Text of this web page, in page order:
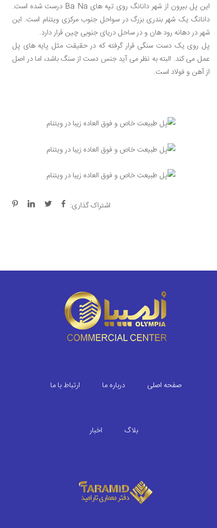
این پل بیرون از شهر دانانگ روی تپه های Ba Na درست شده است.
دانانگ یک شهر بندری بزرگ در سواحل جنوب مرکزی ویتنام است. این
شهر در دهانه رود هان و در ساحل دریای جنوبی چین قرار دارد.
پل روی یک دست سنگی قرار گرفته که در حقیقت مثل پایه های پل
عمل می کند. البته به نظر می آید جنس دست از سنگ باشد، اما در اصل
از آهن و فولاد است.
اشتراک گذاری:
صفحه اصلی درباره ما ارتباط با ما
بلاگ اخبار